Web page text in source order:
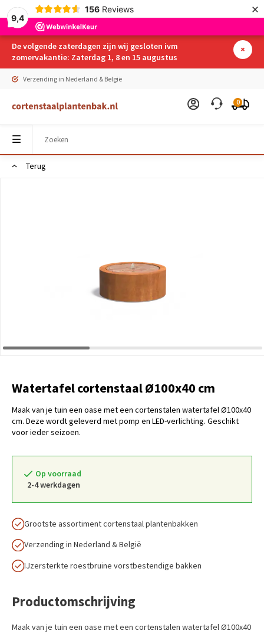
9,4
156 Reviews ×
De volgende zaterdagen zijn wij gesloten ivm
zomervakantie: Zaterdag 1, 8 en 15 augustus
Verzending in Nederland & België
0
Terug
Watertafel cortenstaal Ø100x40 cm
Maak van je tuin een oase met een cortenstalen watertafel Ø100x40
cm. Deze wordt geleverd met pomp en LED-verlichting. Geschikt
voor ieder seizoen.
Op voorraad
2-4 werkdagen
Grootste assortiment cortenstaal plantenbakken
Verzending in Nederland & België
IJzersterkte roestbruine vorstbestendige bakken
Productomschrijving
Maak van je tuin een oase met een cortenstalen watertafel Ø100x40